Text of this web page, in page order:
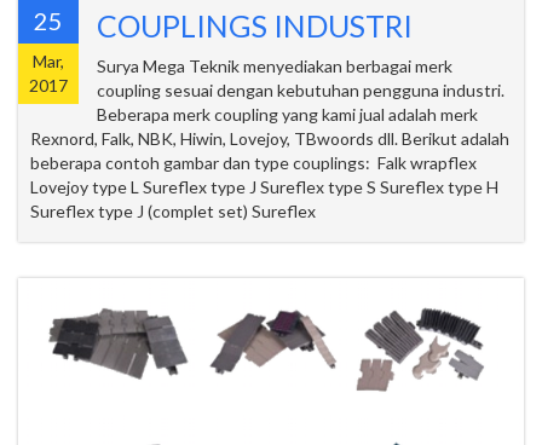
25
Mar,
2017
COUPLINGS INDUSTRI
Surya Mega Teknik menyediakan berbagai merk
coupling sesuai dengan kebutuhan pengguna industri.
Beberapa merk coupling yang kami jual adalah merk
Rexnord, Falk, NBK, Hiwin, Lovejoy, TBwoords dll. Berikut adalah
beberapa contoh gambar dan type couplings: Falk wrapflex
Lovejoy type L Sureflex type J Sureflex type S Sureflex type H
Sureflex type J (complet set) Sureflex